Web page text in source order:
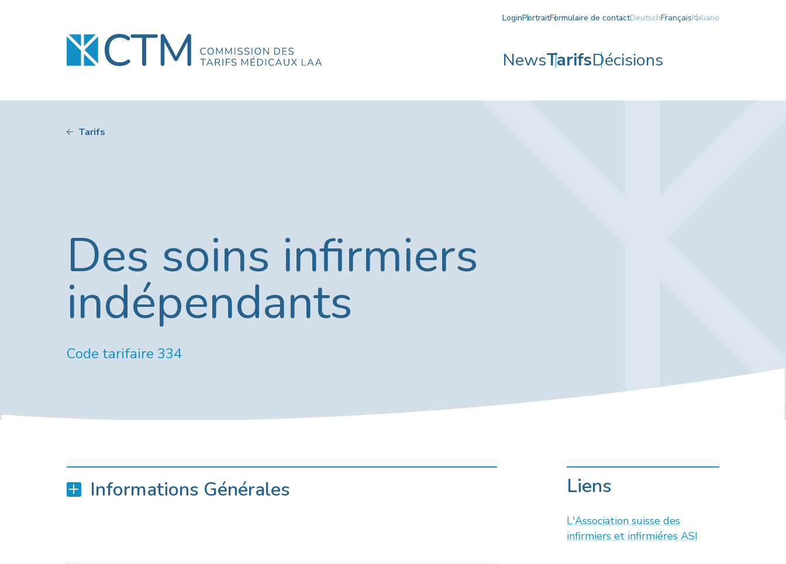
NewsTarifsDécisions
LoginPortraitFormulaire de contactDeutschFrançaisItaliano
Tarifs
Des soins infirmiers
indépendants
Code tarifaire 334
Informations Générales Liens
L'Association suisse des
infirmiers et infirmiéres ASI